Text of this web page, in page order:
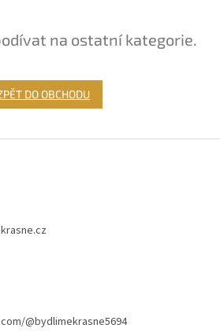
na ostatní kategorie.
DO OBCHODU
@bydlimekrasne5694